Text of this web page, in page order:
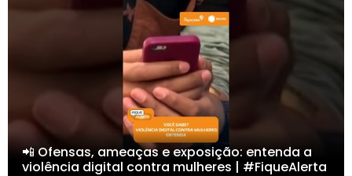
📲 Ofensas, ameaças e exposição: entenda a
violência digital contra mulheres | #FiqueAlerta